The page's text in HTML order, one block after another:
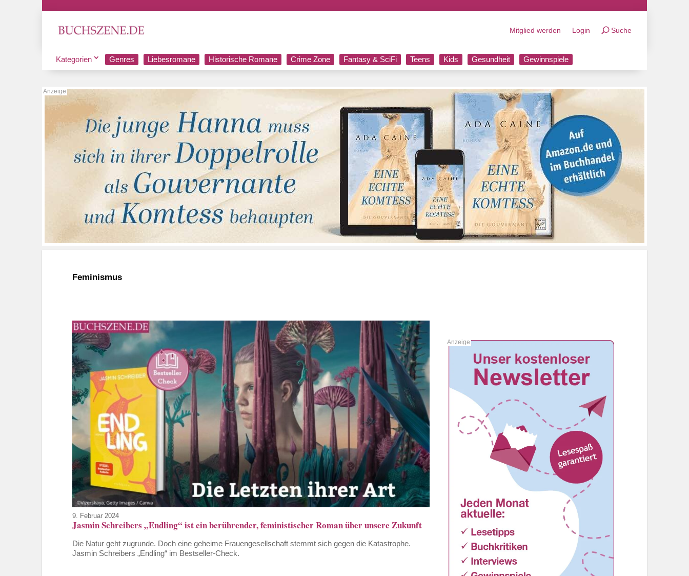
Mitglied werden Login Suche
Kategorien Genres Liebesromane Historische Romane Crime Zone Fantasy & SciFi Teens Kids Gesundheit Gewinnspiele
Feminismus
9. Februar 2024
Jasmin Schreibers „Endling“ ist ein berührender, feministischer Roman über unsere Zukunft
Die Natur geht zugrunde. Doch eine geheime Frauengesellschaft stemmt sich gegen die Katastrophe.
Jasmin Schreibers „Endling“ im Bestseller-Check.